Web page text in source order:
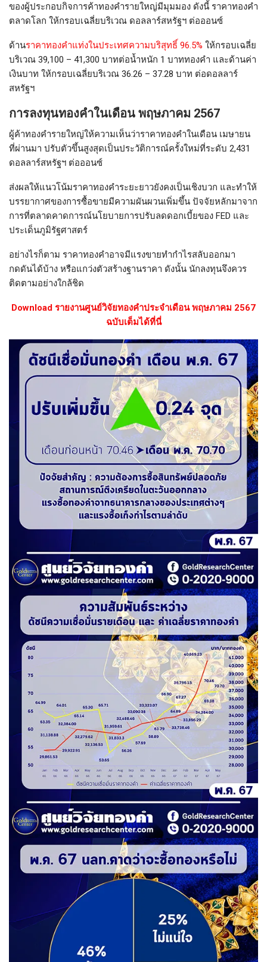
ของผู้ประกอบกิจการค้าทองคำรายใหญ่มีมุมมอง ดังนี้ ราคาทองคำ
ตลาดโลก ให้กรอบเฉลี่ยบริเวณ ดอลลาร์สหรัฐฯ ต่อออนซ์
ด้านราคาทองคำแท่งในประเทศความบริสุทธิ์ 96.5% ให้กรอบเฉลี่ย
บริเวณ 39,100 – 41,300 บาทต่อน้ำหนัก 1 บาททองคำ และด้านค่า
เงินบาท ให้กรอบเฉลี่ยบริเวณ 36.26 – 37.28 บาท ต่อดอลลาร์
สหรัฐฯ
การลงทุนทองคำในเดือน พฤษภาคม 2567
ผู้ค้าทองคำรายใหญ่ให้ความเห็นว่าราคาทองคำในเดือน เมษายน
ที่ผ่านมา ปรับตัวขึ้นสูงสุดเป็นประวัติการณ์ครั้งใหม่ที่ระดับ 2,431
ดอลลาร์สหรัฐฯ ต่อออนซ์
ส่งผลให้แนวโน้มราคาทองคำระยะยาวยังคงเป็นเชิงบวก และทำให้
บรรยากาศของการซื้อขายมีความผันผวนเพิ่มขึ้น ปัจจัยหลักมาจาก
การที่ตลาดคาดการณ์นโยบายการปรับลดดอกเบี้ยของ FED และ
ประเด็นภูมิรัฐศาสตร์
อย่างไรก็ตาม ราคาทองคำอาจมีแรงขายทำกำไรสลับออกมา
กดดันได้บ้าง หรือแกว่งตัวสร้างฐานราคา ดังนั้น นักลงทุนจึงควร
ติดตามอย่างใกล้ชิด
Download รายงานศูนย์วิจัยทองคำประจำเดือน พฤษภาคม 2567
ฉบับเต็มได้ที่นี่